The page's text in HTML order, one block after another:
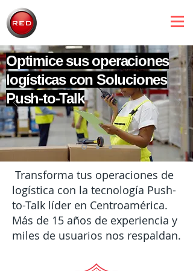
Optimice sus operaciones
logísticas con Soluciones
Push-to-Talk
Transforma tus operaciones de
logística con la tecnología Push-
to-Talk líder en Centroamérica.
Más de 15 años de experiencia y
miles de usuarios nos respaldan.